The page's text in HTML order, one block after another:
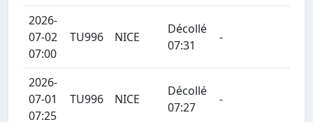
2026-
07-02
07:00
TU996 NICE
Décollé
07:31
-
2026-
07-01
07:25
TU996 NICE
Décollé
07:27
-